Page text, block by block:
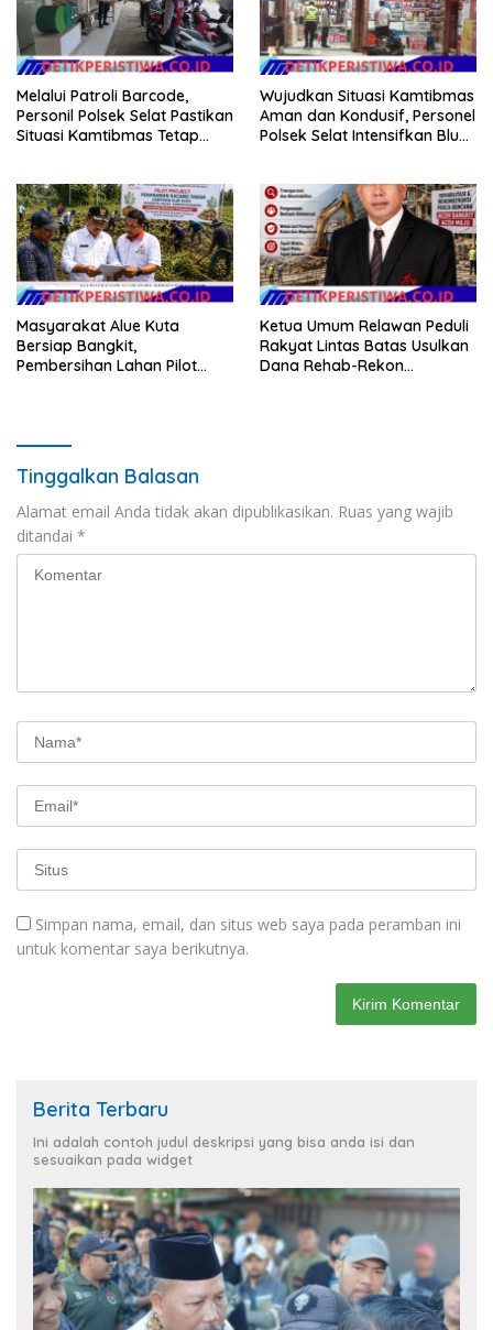
Melalui Patroli Barcode,
Personil Polsek Selat Pastikan
Situasi Kamtibmas Tetap
Wujudkan Situasi Kamtibmas
Aman dan Kondusif, Personel
Polsek Selat Intensifkan Blue
Masyarakat Alue Kuta
Bersiap Bangkit,
Pembersihan Lahan Pilot
Ketua Umum Relawan Peduli
Rakyat Lintas Batas Usulkan
Dana Rehab-Rekon
Tinggalkan Balasan
Alamat email Anda tidak akan dipublikasikan. Ruas yang wajib
ditandai *
Simpan nama, email, dan situs web saya pada peramban ini
untuk komentar saya berikutnya.
Berita Terbaru
Ini adalah contoh judul deskripsi yang bisa anda isi dan
sesuaikan pada widget